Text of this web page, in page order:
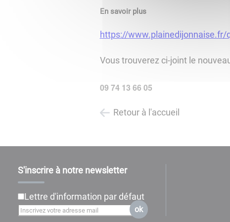
En savoir plus
https://www.plainedijonnaise.fr/
Vous trouverez ci-joint le
09 74 13 66 05
Retour à l'accueil
S'inscrire à notre newsletter
Lettre d'information par défaut
ok